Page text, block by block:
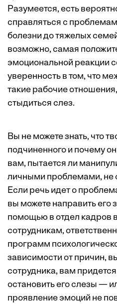
Разумеется, есть
справляться с
болезни до тяжелых
возможно, самая
эмоциональной реакции
уверенность в том, что
такие рабочие
стыдиться слез.
Вы не можете знать, что
подчиненного и почему
вам, пытается ли
личными проблемами, не
Если речь идет о
вы можете направить его
помощью в отдел кадров
сотрудникам,
программ
зависимости от причин,
сотрудника, вам
остановить его слезы —
проявление эмоций не